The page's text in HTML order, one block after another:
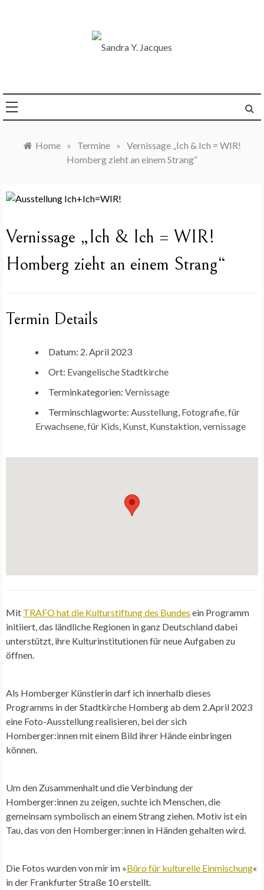
Home » Termine » Vernissage „Ich & Ich = WIR!
Homberg zieht an einem Strang“
Vernissage „Ich & Ich = WIR!
Homberg zieht an einem Strang“
Termin Details
Datum: 2. April 2023
Ort: Evangelische Stadtkirche
Terminkategorien: Vernissage
Terminschlagworte: Ausstellung, Fotografie,für
Erwachsene,für Kids, Kunst, Kunstaktion,vernissage
Mit TRAFO hat die Kulturstiftung des Bundes ein Programm
initiiert, das ländliche Regionen in ganz Deutschland dabei
unterstützt, ihre Kulturinstitutionen für neue Aufgaben zu
öffnen.
Als Homberger Künstlerin darf ich innerhalb dieses
Programms in der Stadtkirche Homberg ab dem 2.April 2023
eine Foto-Ausstellung realisieren, bei der sich
Homberger:innen mit einem Bild ihrer Hände einbringen
können.
Um den Zusammenhalt und die Verbindung der
Homberger:innen zu zeigen, suchte ich Menschen, die
gemeinsam symbolisch an einem Strang ziehen. Motiv ist ein
Tau, das von den Homberger:innen in Händen gehalten wird.
Die Fotos wurden von mir im »Büro für kulturelle Einmischung«
in der Frankfurter Straße 10 erstellt.